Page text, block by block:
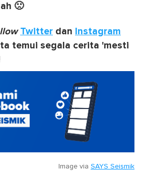
🙁
Twitter dan Instagram
temui segala cerita 'mesti
Image via SAYS Seismik